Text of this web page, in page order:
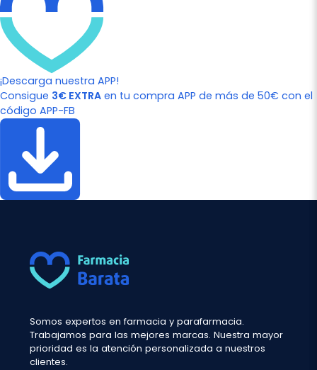
¡Descarga nuestra APP!
Consigue 3€ EXTRA en tu compra APP de más de 50€ con el
código APP-FB
Somos expertos en farmacia y parafarmacia.
Trabajamos para las mejores marcas. Nuestra mayor
prioridad es la atención personalizada a nuestros
clientes.